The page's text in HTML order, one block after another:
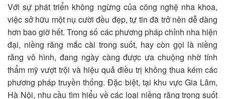
Với sự phát triển không ngừng của công nghệ nha khoa,
việc sở hữu một nụ cười đều đẹp, tự tin đã trở nên dễ dàng
hơn bao giờ hết. Trong số các phương pháp chỉnh nha hiện
đại, niềng răng mắc cài trong suốt, hay còn gọi là niềng
răng vô hình, đang ngày càng được ưa chuộng nhờ tính
thẩm mỹ vượt trội và hiệu quả điều trị không thua kém các
phương pháp truyền thống. Đặc biệt, tại khu vực Gia Lâm,
Hà Nội, nhu cầu tìm hiểu về các loại niềng răng trong suốt